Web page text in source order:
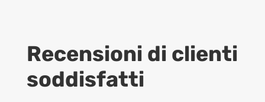
Recensioni di clienti
soddisfatti